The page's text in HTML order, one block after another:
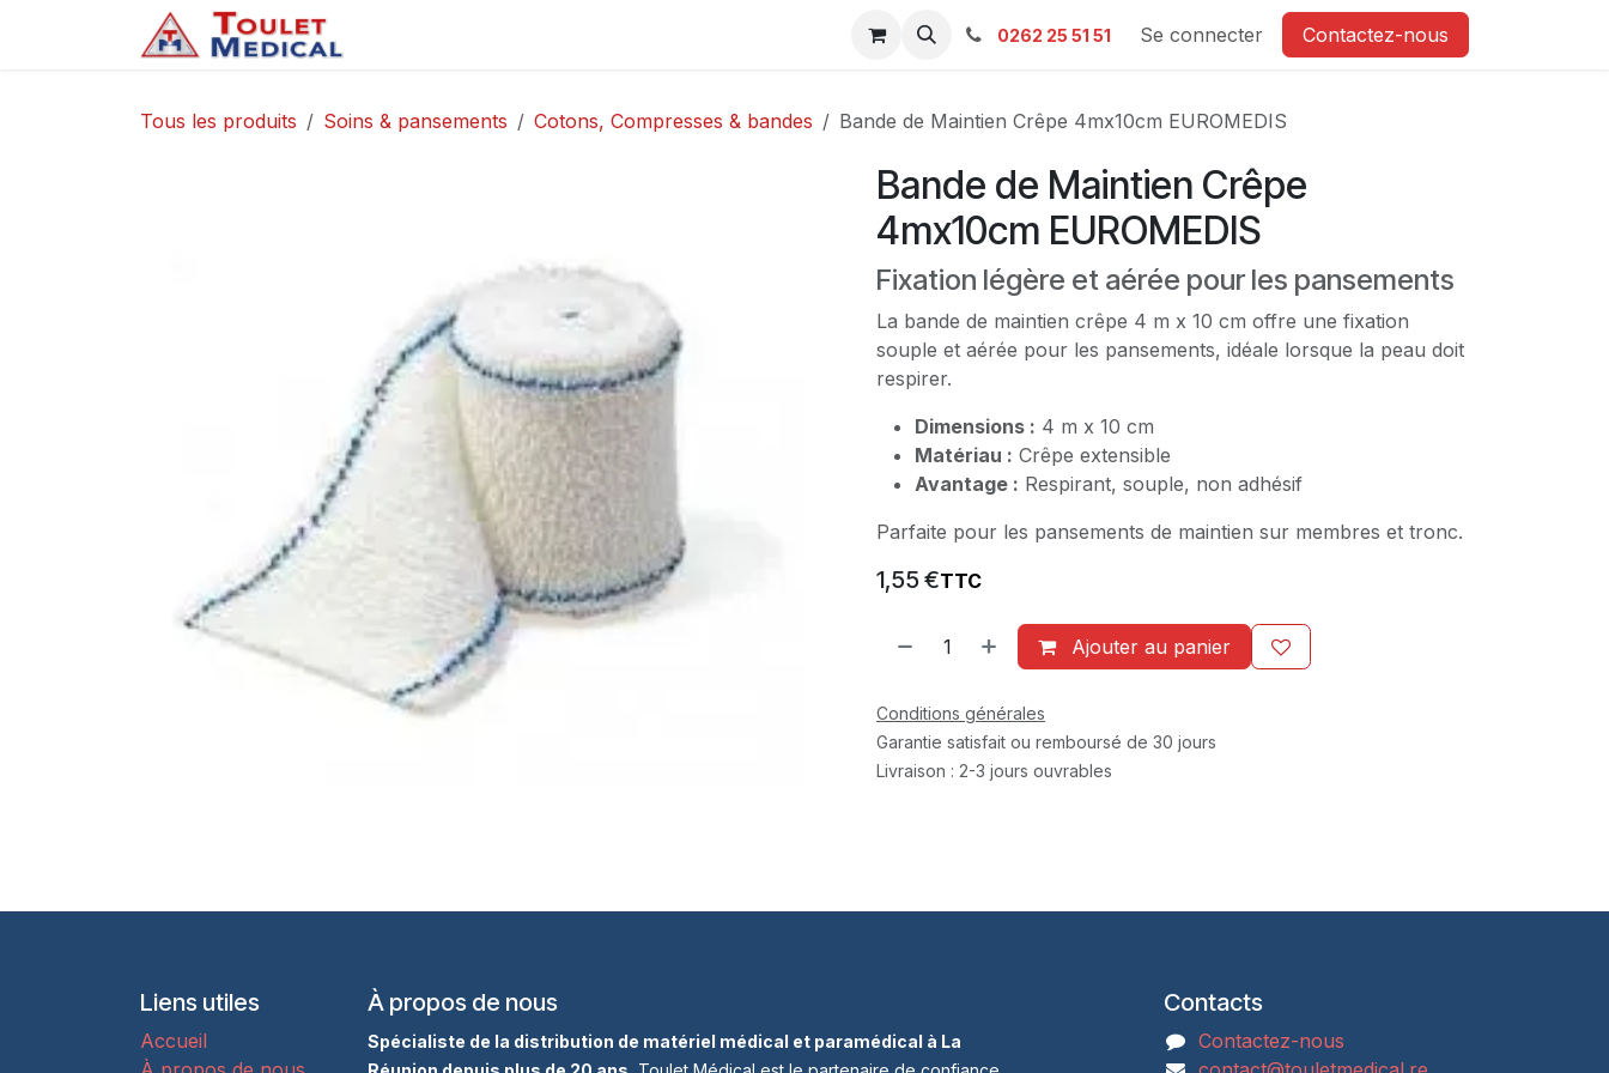
Se rendre au contenu
Contacts SAV Ambulance
0262 25 51 51 Se connecter Contactez-nous
Tous les produits Soins & pansements Cotons, Compresses & bandes Bande de Maintien Crêpe 4mx10cm EUROMEDIS
Bande de Maintien Crêpe
4mx10cm EUROMEDIS
Fixation légère et aérée pour les pansements
La bande de maintien crêpe 4 m x 10 cm offre une fixation
souple et aérée pour les pansements, idéale lorsque la peau doit
respirer.
Dimensions : 4 m x 10 cm
Matériau : Crêpe extensible
Avantage : Respirant, souple, non adhésif
Parfaite pour les pansements de maintien sur membres et tronc.
1,55 €TTC
Ajouter au panier
Conditions générales
Garantie satisfait ou remboursé de 30 jours
Livraison : 2-3 jours ouvrables
Liens utiles
Accueil
À propos de nous
Spécialiste de la distribution de matériel médical et paramédical à La
Contacts
Contactez-nous